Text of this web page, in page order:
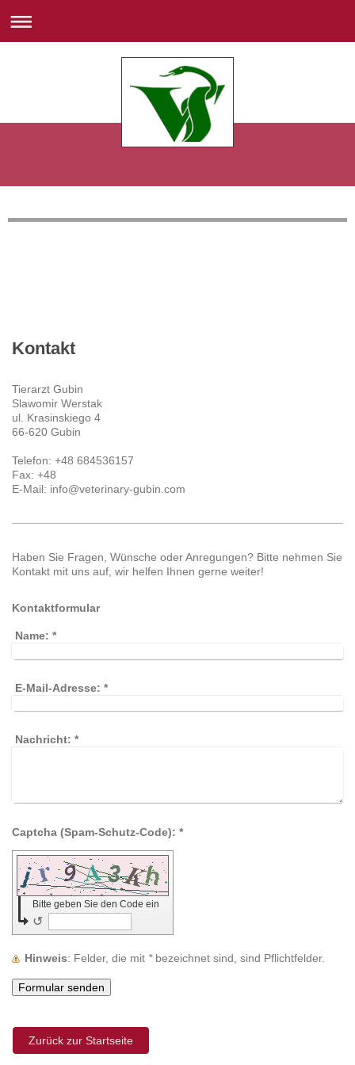
Kontakt
Tierarzt Gubin
Slawomir Werstak
ul. Krasinskiego 4
66-620 Gubin
Telefon: +48 684536157
Fax: +48
E-Mail: info@veterinary-gubin.com
Haben Sie Fragen, Wünsche oder Anregungen? Bitte nehmen Sie
Kontakt mit uns auf, wir helfen Ihnen gerne weiter!
Kontaktformular
Name: *
E-Mail-Adresse: *
Nachricht: *
Captcha (Spam-Schutz-Code): *
Bitte geben Sie den Code ein
↺
Hinweis : Felder, die mit *bezeichnet sind, sind Pflichtfelder.
Zurück zur Startseite